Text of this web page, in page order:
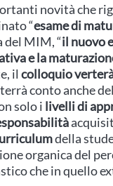
novità che
“esame di
del MIM, “il nuovo
e la
il colloquio
conto anche
solo i livelli di
della
organica del
che in quello